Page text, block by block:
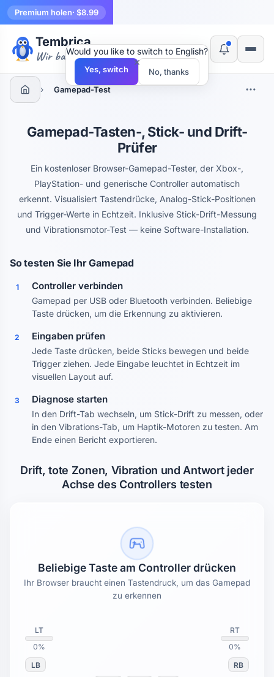
Premium holen· $8.99
Tembrica
Wir bauen Werkzeuge
› Gamepad-Test
Gamepad-Tasten-, Stick- und Drift-
Prüfer
Ein kostenloser Browser-Gamepad-Tester, der Xbox-,
PlayStation- und generische Controller automatisch
erkennt. Visualisiert Tastendrücke, Analog-Stick-Positionen
und Trigger-Werte in Echtzeit. Inklusive Stick-Drift-Messung
und Vibrationsmotor-Test — keine Software-Installation.
So testen Sie Ihr Gamepad
1 Controller verbinden
Gamepad per USB oder Bluetooth verbinden. Beliebige
Taste drücken, um die Erkennung zu aktivieren.
2 Eingaben prüfen
Jede Taste drücken, beide Sticks bewegen und beide
Trigger ziehen. Jede Eingabe leuchtet in Echtzeit im
visuellen Layout auf.
3 Diagnose starten
In den Drift-Tab wechseln, um Stick-Drift zu messen, oder
in den Vibrations-Tab, um Haptik-Motoren zu testen. Am
Ende einen Bericht exportieren.
Drift, tote Zonen, Vibration und Antwort jeder
Achse des Controllers testen
Beliebige Taste am Controller drücken
Ihr Browser braucht einen Tastendruck, um das Gamepad
zu erkennen
LT
0%
RT
0%
LB
RB
×
Would you like to switch to English?
Yes, switch No, thanks